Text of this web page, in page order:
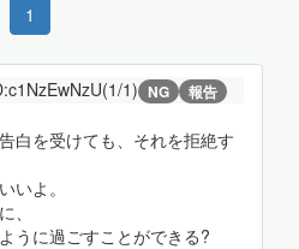
1
1) NG 報告
白を受けても、それを拒絶す
いよ。
、
うに過ごすことができる?